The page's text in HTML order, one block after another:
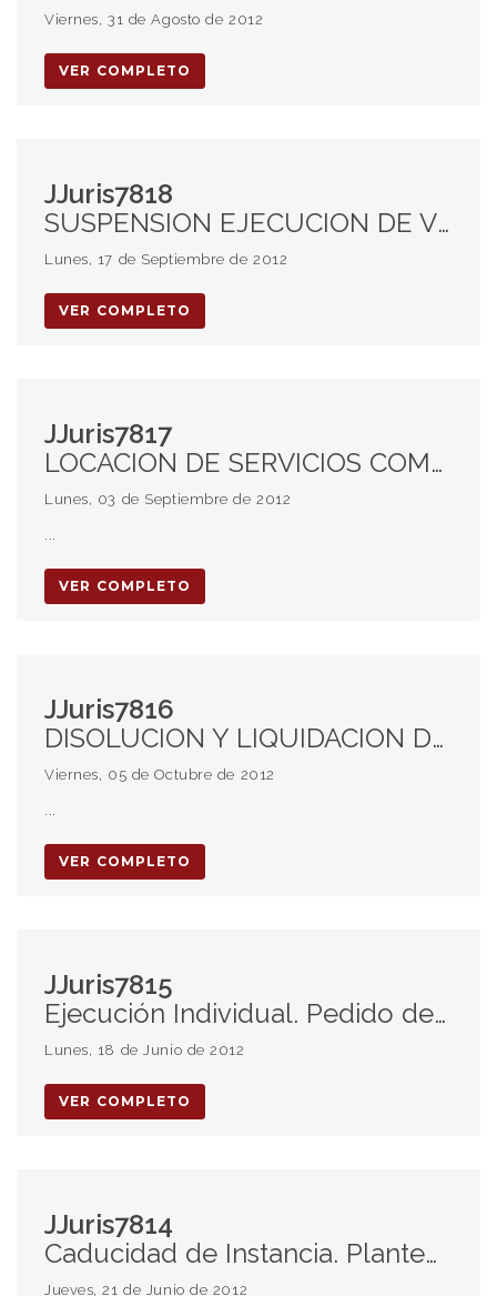
Viernes, 31 de Agosto de 2012
VER COMPLETO
JJuris7818
SUSPENSION EJECUCION DE VIVIENDA UNICA. PRORROGA. COMPUTO DE PLAZOS LEGALES. INTERPRETACION, DIAS HABILES JUDICIALES. LEY 13116, 13150 Y 13180. CARACTER ORDENATORIO. VIVIENDA DIGNA Y PROTECCION INTEGRAL DE LA FAMILIA
Lunes, 17 de Septiembre de 2012
VER COMPLETO
JJuris7817
LOCACION DE SERVICIOS COMERCIAL INSTRUMENTADA EN FACTURAS. PLAZO DE PRESCRIPCION. CONFESION FICTA. DEBER DE COLABORACION PROCESAL
Lunes, 03 de Septiembre de 2012
VER COMPLETO
JJuris7816
DISOLUCION Y LIQUIDACION DE LA SOCIEDAD DE HECHO. VALORACION PROBATORIA.
Viernes, 05 de Octubre de 2012
VER COMPLETO
JJuris7815
Ejecución Individual. Pedido de Quiebra. Improcedencia de Ejercicio Paralelo de Ambas Vías. Acción Colectiva como Vía Subsidiaria.
Lunes, 18 de Junio de 2012
VER COMPLETO
JJuris7814
Caducidad de Instancia. Planteo Extemporáneo. Interpretación Estricta y Restrictiva. Accidente con Herramienta de Trabajo (sierra eléctrica). Responsabilidad del Derecho Común. Riesgo o Vicio de la Cosa. Sistema de la Causalidad Adecuada. Causalidad Jurídica. Doctrina de los Actos Propios. Principio de Buena Fe. Sistema Indemnizatorio del Derecho Laboral y del Derecho Común. Diferencias. Art. 17 de la Ley 9.688 y Art. 16 de la ley 24.028. Naturaleza Extracontractual. Deber de Seguridad. Subcontratación. Responsabilidad Solidaria. Daño Material. Dimensión del Resarcimiento. Capitalización de Intereses. Inadmisibilidad. Mora Automática.
Jueves, 21 de Junio de 2012